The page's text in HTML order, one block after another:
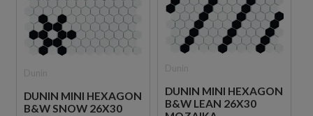
DUNIN MINI HEXAGON
B&W SNOW 26X30
DUNIN MINI HEXAGON
B&W LEAN 26X30